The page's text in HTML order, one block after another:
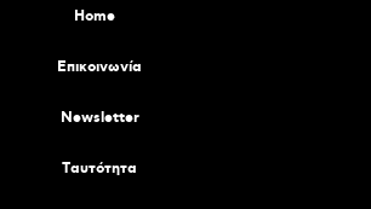
Home
Επικοινωνία
Newsletter
Tαυτότητα